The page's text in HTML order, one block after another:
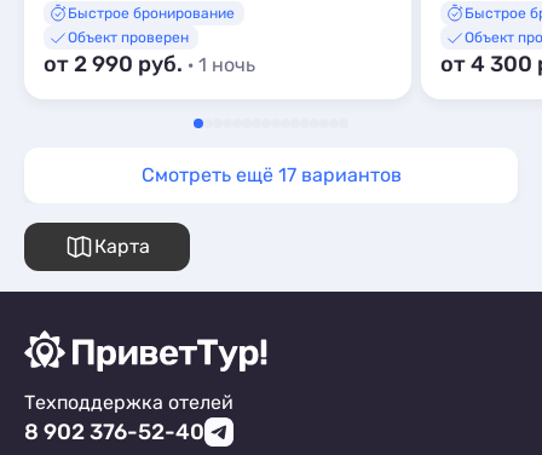
Быстрое бронирование
Объект проверен
от 2 990 руб. · 1 ночь
Быстрое
Объект
от 4 300
Смотреть ещё 17 вариантов
Карта
Техподдержка отелей
8 902 376-52-40